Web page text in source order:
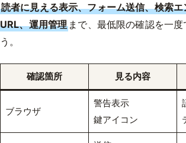
読者に見える表示、フォーム送信、検索
URL、運用管理 まで、最低限の確認を一度
う。
確認箇所 見る内容
ブラウザ
警告表示
鍵アイコン